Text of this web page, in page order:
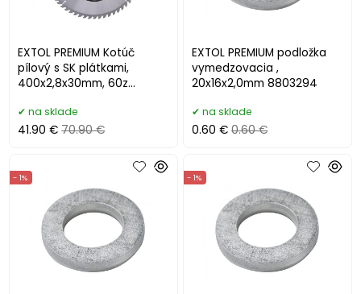
EXTOL PREMIUM Kotúč
pílový s SK plátkami,
400x2,8x30mm, 60z
na sklade
41.90 € 70.90 €
EXTOL PREMIUM podložka
vymedzovacia ,
20x16x2,0mm 8803294
na sklade
0.60 € 0.60 €
- 1% - 1%